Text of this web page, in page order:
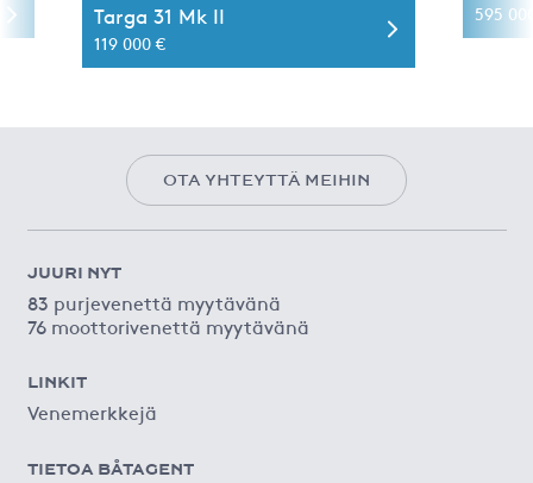
Targa 31 Mk II
119 000 €
595
OTA YHTEYTTÄ MEIHIN
JUURI NYT
83 purjevenettä myytävänä
76 moottorivenettä myytävänä
LINKIT
Venemerkkejä
TIETOA BÅTAGENT